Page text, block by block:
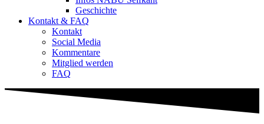
Geschichte
Kontakt & FAQ
Kontakt
Social Media
Kommentare
Mitglied werden
FAQ